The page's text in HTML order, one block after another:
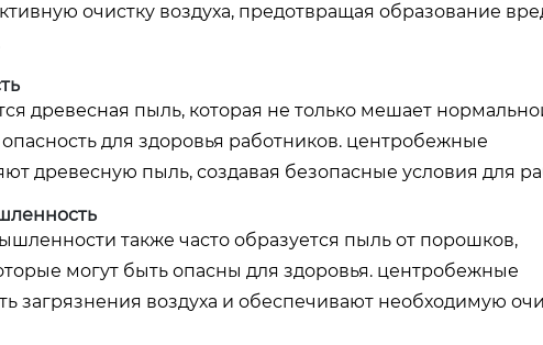
очистку воздуха, предотвращая образование
древесная пыль, которая не только мешает
для здоровья работников. центробежные
древесную пыль, создавая безопасные условия для
также часто образуется пыль от порошков,
могут быть опасны для здоровья. центробежные
загрязнения воздуха и обеспечивают необходимую